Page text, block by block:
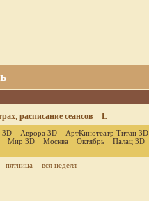
расписание сеансов
L
3D Аврора 3D АртКинотеатр Титан 3D
Мир 3D Москва Октябрь Палац 3D
пятница вся неделя